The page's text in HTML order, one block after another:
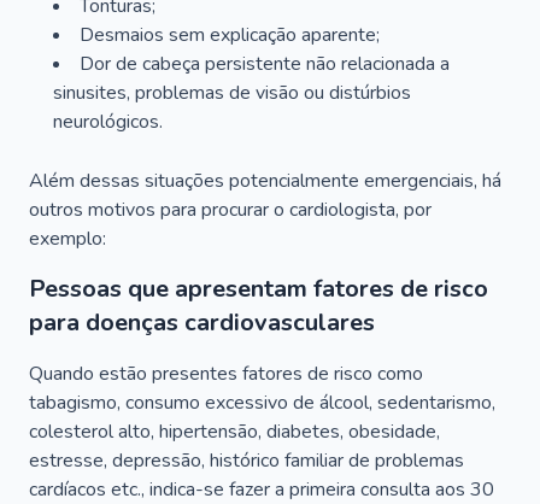
Tonturas;
Desmaios sem explicação aparente;
Dor de cabeça persistente não relacionada a
sinusites, problemas de visão ou distúrbios
neurológicos.
Além dessas situações potencialmente emergenciais, há
outros motivos para procurar o cardiologista, por
exemplo:
Pessoas que apresentam fatores de risco
para doenças cardiovasculares
Quando estão presentes fatores de risco como
tabagismo, consumo excessivo de álcool, sedentarismo,
colesterol alto, hipertensão, diabetes, obesidade,
estresse, depressão, histórico familiar de problemas
cardíacos etc., indica-se fazer a primeira consulta aos 30